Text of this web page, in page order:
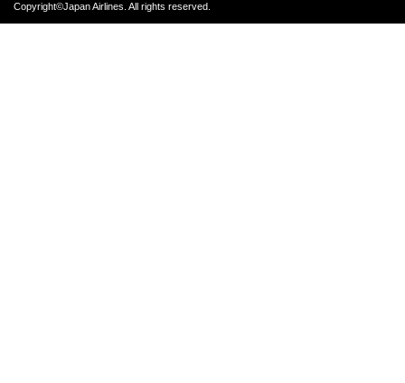
Copyright©Japan Airlines. All rights reserved.